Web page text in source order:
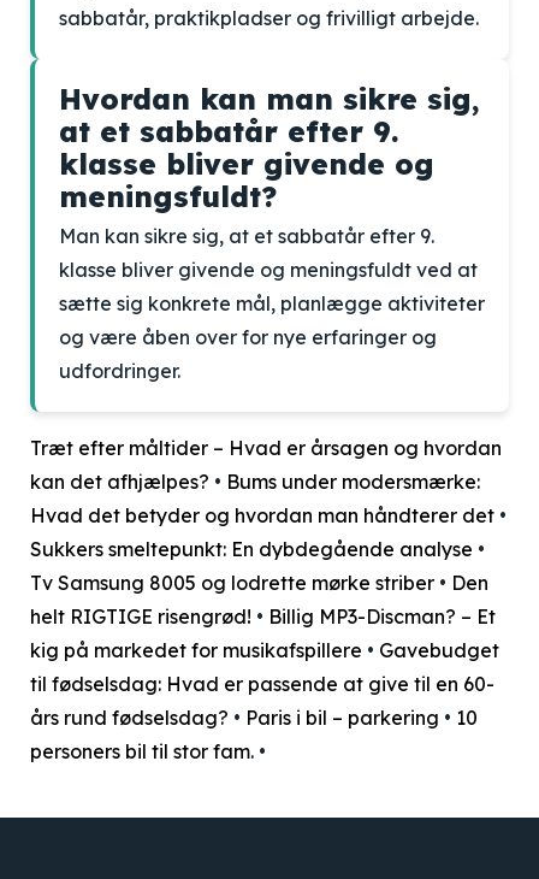
sabbatår, praktikpladser og frivilligt arbejde.
Hvordan kan man sikre sig,
at et sabbatår efter 9.
klasse bliver givende og
meningsfuldt?
Man kan sikre sig, at et sabbatår efter 9.
klasse bliver givende og meningsfuldt ved at
sætte sig konkrete mål, planlægge aktiviteter
og være åben over for nye erfaringer og
udfordringer.
Træt efter måltider – Hvad er årsagen og hvordan
kan det afhjælpes? • Bums under modersmærke:
Hvad det betyder og hvordan man håndterer det •
Sukkers smeltepunkt: En dybdegående analyse •
Tv Samsung 8005 og lodrette mørke striber • Den
helt RIGTIGE risengrød! • Billig MP3-Discman? – Et
kig på markedet for musikafspillere • Gavebudget
til fødselsdag: Hvad er passende at give til en 60-
års rund fødselsdag? • Paris i bil – parkering • 10
personers bil til stor fam. •